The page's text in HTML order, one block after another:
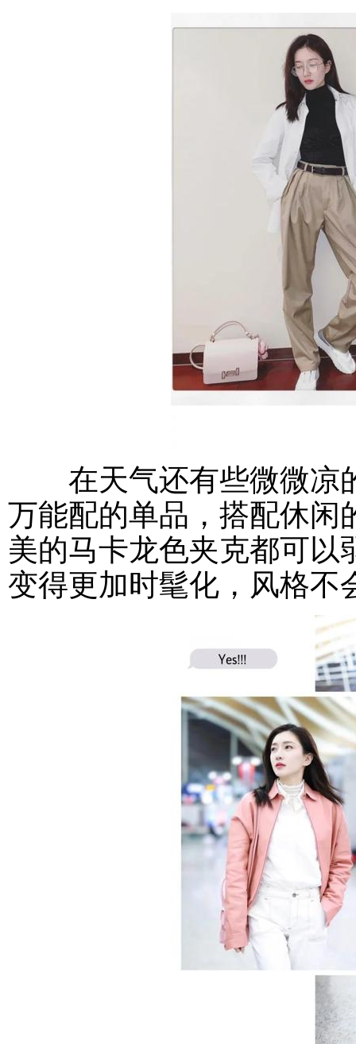
在天气还有些微微凉
万能配的单品，搭配休闲
美的马卡龙色夹克都可以
变得更加时髦化，风格不